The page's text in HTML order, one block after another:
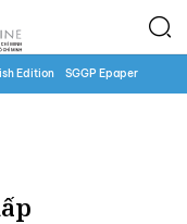
Edition SGGP Epaper